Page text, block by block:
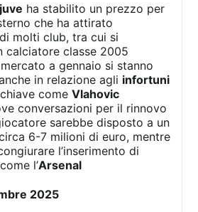
ha stabilito un prezzo per
che ha attirato
molti club, tra cui si
calciatore classe 2005
a gennaio si stanno
in relazione agli infortuni
comeVlahovic
conversazioni per il rinnovo
sarebbe disposto a un
6-7 milioni di euro, mentre
l’inserimento di
l’Arsenal
2025